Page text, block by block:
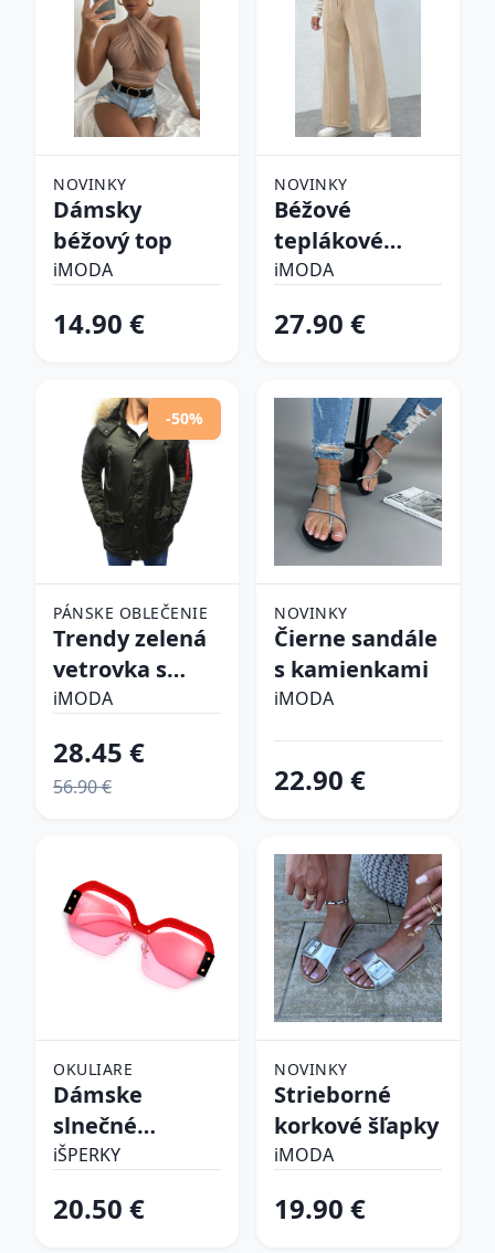
NOVINKY
Dámsky
béžový top
iMODA
14.90 €
NOVINKY
Béžové
teplákové
nohavice
iMODA
27.90 €
-50%
PÁNSKE OBLEČENIE
Trendy zelená
vetrovka s
kapucňou
iMODA
28.45 €
56.90 €
NOVINKY
Čierne sandále
s kamienkami
iMODA
22.90 €
OKULIARE
Dámske
slnečné
okuliare
iŠPERKY
20.50 €
NOVINKY
Strieborné
korkové šľapky
iMODA
19.90 €